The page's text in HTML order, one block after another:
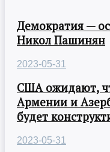
Демократия —
Никол Пашинян
2023-05-31
США ожидают,
Армении и
будет
2023-05-31